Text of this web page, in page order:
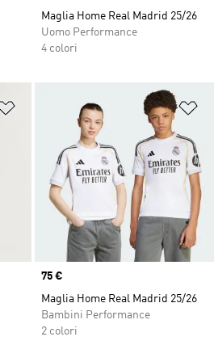
Maglia Home Real Madrid 25/26
Uomo Performance
4 colori
Aggiungi alla lista dei desideri
Price
75 €
Maglia Home Real Madrid 25/26
Bambini Performance
2 colori